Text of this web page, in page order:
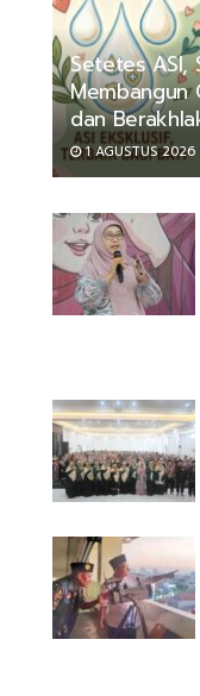
Setetes ASI,
Membangun
dan
1 AGUSTUS 2026